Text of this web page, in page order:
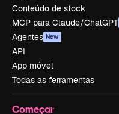
Conteúdo de stock
MCP para Claude/ChatGPT
Agentes New
API
App móvel
Todas as ferramentas
Começar